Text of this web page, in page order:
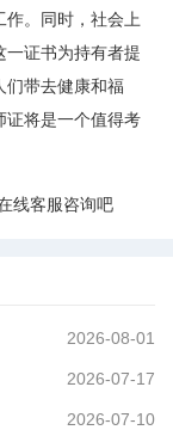
。同时，社会上
一证书为持有者提
们带去健康和福
证将是一个值得考
线客服咨询吧
2026-08-01
2026-07-17
2026-07-10